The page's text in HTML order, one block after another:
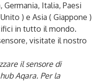
, Germania, Italia, Paesi
) e Asia ( Giappone )
in tutto il mondo.
visitate il nostro
il sensore di
Aqara. Per la